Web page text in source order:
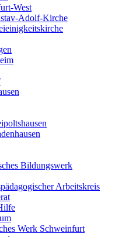
West
Adolf-Kirche
Bildungswerk
Arbeitskreis
Werk Schweinfurt